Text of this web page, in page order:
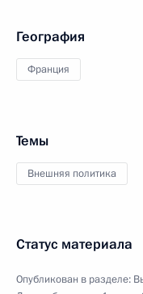
География
Франция
Темы
Внешняя политика
Статус материала
Опубликован в разделе: